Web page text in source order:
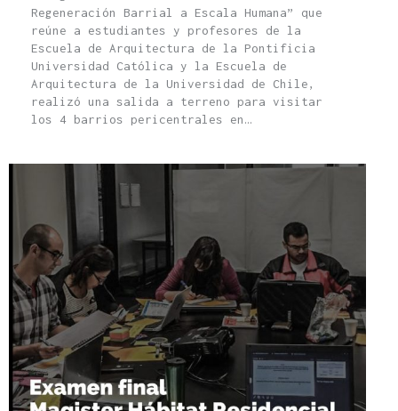
Regeneración Barrial a Escala Humana” que
reúne a estudiantes y profesores de la
Escuela de Arquitectura de la Pontificia
Universidad Católica y la Escuela de
Arquitectura de la Universidad de Chile,
realizó una salida a terreno para visitar
los 4 barrios pericentrales en…